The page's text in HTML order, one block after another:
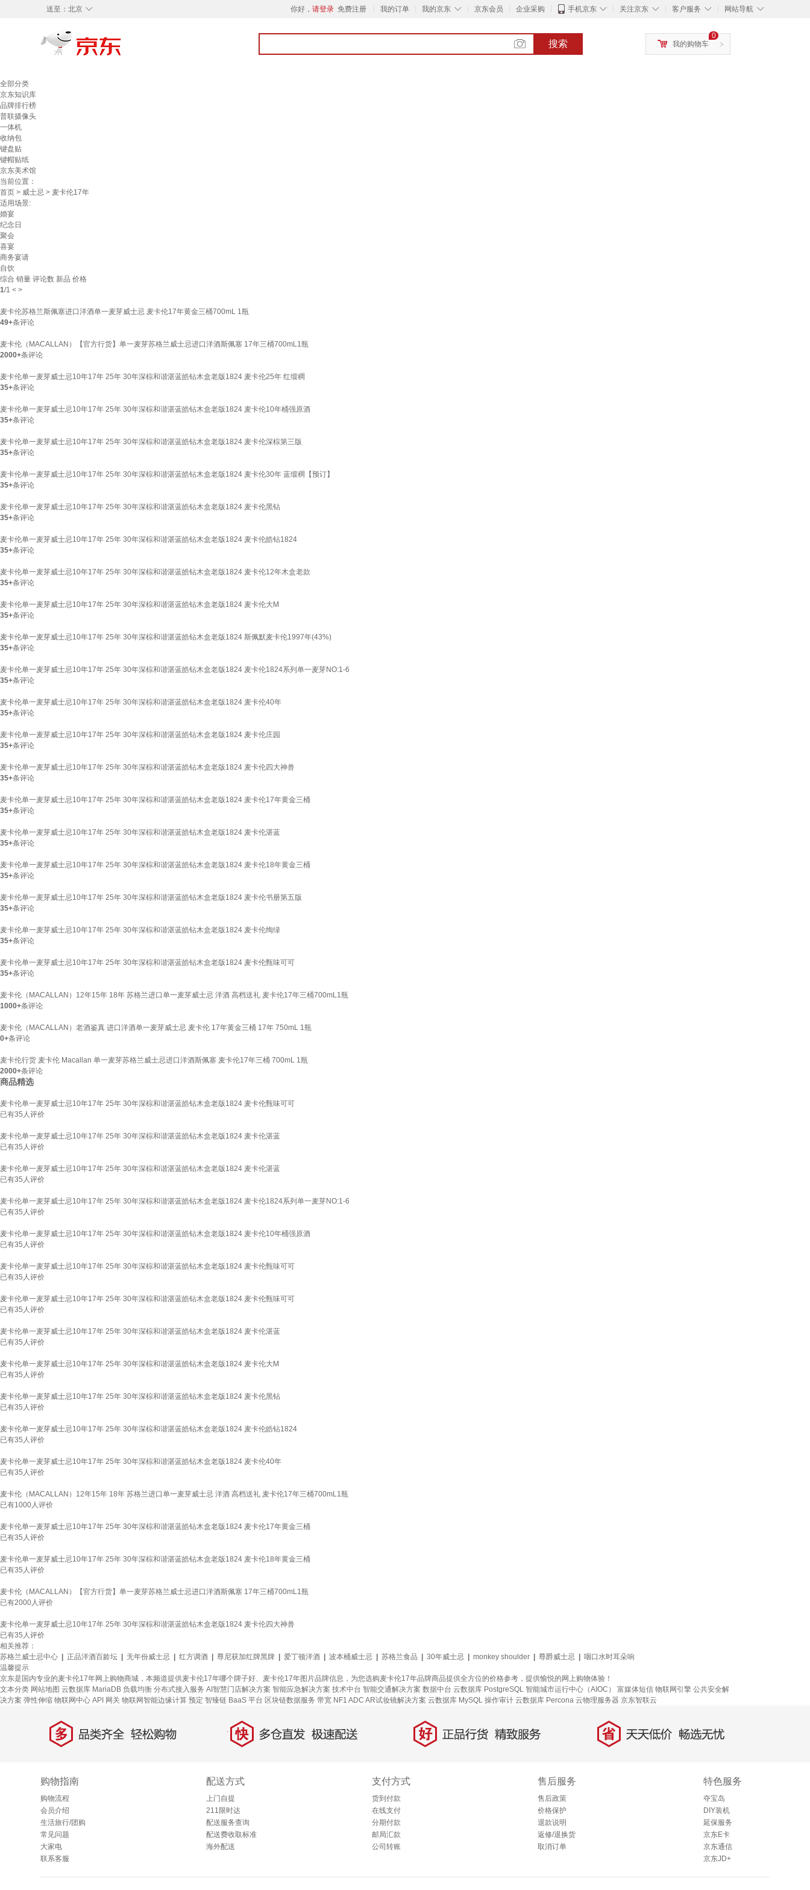
◇
送至： 北京 你好， 请登录 免费注册 我的订单 ◇
我的京东 京东会员 企业采购 ◇
手机京东 ◇
关注京东 ◇
客户服务 ◇
网站导航
搜索 >
0
我的购物车
全部分类
京东知识库
品牌排行榜
普联摄像头
一体机
收纳包
键盘贴
键帽贴纸
京东美术馆
当前位置：
首页 > 威士忌 > 麦卡伦17年
适用场景:
婚宴
纪念日
聚会
喜宴
商务宴请
自饮
综合 销量 评论数 新品 价格
1/1 < >
麦卡伦苏格兰斯佩塞进口洋酒单一麦芽威士忌 麦卡伦17年黄金三桶700mL 1瓶
49+条评论
麦卡伦（MACALLAN）【官方行货】单一麦芽苏格兰威士忌进口洋酒斯佩塞 17年三桶700mL1瓶
2000+条评论
麦卡伦单一麦芽威士忌10年17年 25年 30年深棕和谐湛蓝皓钻木盒老版1824 麦卡伦25年 红缎稠
35+条评论
麦卡伦单一麦芽威士忌10年17年 25年 30年深棕和谐湛蓝皓钻木盒老版1824 麦卡伦10年桶强原酒
35+条评论
麦卡伦单一麦芽威士忌10年17年 25年 30年深棕和谐湛蓝皓钻木盒老版1824 麦卡伦深棕第三版
35+条评论
麦卡伦单一麦芽威士忌10年17年 25年 30年深棕和谐湛蓝皓钻木盒老版1824 麦卡伦30年 蓝缎稠【预订】
35+条评论
麦卡伦单一麦芽威士忌10年17年 25年 30年深棕和谐湛蓝皓钻木盒老版1824 麦卡伦黑钻
35+条评论
麦卡伦单一麦芽威士忌10年17年 25年 30年深棕和谐湛蓝皓钻木盒老版1824 麦卡伦皓钻1824
35+条评论
麦卡伦单一麦芽威士忌10年17年 25年 30年深棕和谐湛蓝皓钻木盒老版1824 麦卡伦12年木盒老款
35+条评论
麦卡伦单一麦芽威士忌10年17年 25年 30年深棕和谐湛蓝皓钻木盒老版1824 麦卡伦大M
35+条评论
麦卡伦单一麦芽威士忌10年17年 25年 30年深棕和谐湛蓝皓钻木盒老版1824 斯佩默麦卡伦1997年(43%)
35+条评论
麦卡伦单一麦芽威士忌10年17年 25年 30年深棕和谐湛蓝皓钻木盒老版1824 麦卡伦1824系列单一麦芽NO:1-6
35+条评论
麦卡伦单一麦芽威士忌10年17年 25年 30年深棕和谐湛蓝皓钻木盒老版1824 麦卡伦40年
35+条评论
麦卡伦单一麦芽威士忌10年17年 25年 30年深棕和谐湛蓝皓钻木盒老版1824 麦卡伦庄园
35+条评论
麦卡伦单一麦芽威士忌10年17年 25年 30年深棕和谐湛蓝皓钻木盒老版1824 麦卡伦四大神兽
35+条评论
麦卡伦单一麦芽威士忌10年17年 25年 30年深棕和谐湛蓝皓钻木盒老版1824 麦卡伦17年黄金三桶
35+条评论
麦卡伦单一麦芽威士忌10年17年 25年 30年深棕和谐湛蓝皓钻木盒老版1824 麦卡伦湛蓝
35+条评论
麦卡伦单一麦芽威士忌10年17年 25年 30年深棕和谐湛蓝皓钻木盒老版1824 麦卡伦18年黄金三桶
35+条评论
麦卡伦单一麦芽威士忌10年17年 25年 30年深棕和谐湛蓝皓钻木盒老版1824 麦卡伦书册第五版
35+条评论
麦卡伦单一麦芽威士忌10年17年 25年 30年深棕和谐湛蓝皓钻木盒老版1824 麦卡伦绚绿
35+条评论
麦卡伦单一麦芽威士忌10年17年 25年 30年深棕和谐湛蓝皓钻木盒老版1824 麦卡伦甄味可可
35+条评论
麦卡伦（MACALLAN）12年15年 18年 苏格兰进口单一麦芽威士忌 洋酒 高档送礼 麦卡伦17年三桶700mL1瓶
1000+条评论
麦卡伦（MACALLAN）老酒鉴真 进口洋酒单一麦芽威士忌 麦卡伦 17年黄金三桶 17年 750mL 1瓶
0+条评论
麦卡伦行货 麦卡伦 Macallan 单一麦芽苏格兰威士忌进口洋酒斯佩塞 麦卡伦17年三桶 700mL 1瓶
2000+条评论
商品精选
麦卡伦单一麦芽威士忌10年17年 25年 30年深棕和谐湛蓝皓钻木盒老版1824 麦卡伦甄味可可
已有35 人评价
麦卡伦单一麦芽威士忌10年17年 25年 30年深棕和谐湛蓝皓钻木盒老版1824 麦卡伦湛蓝
已有35 人评价
麦卡伦单一麦芽威士忌10年17年 25年 30年深棕和谐湛蓝皓钻木盒老版1824 麦卡伦湛蓝
已有35 人评价
麦卡伦单一麦芽威士忌10年17年 25年 30年深棕和谐湛蓝皓钻木盒老版1824 麦卡伦1824系列单一麦芽NO:1-6
已有35 人评价
麦卡伦单一麦芽威士忌10年17年 25年 30年深棕和谐湛蓝皓钻木盒老版1824 麦卡伦10年桶强原酒
已有35 人评价
麦卡伦单一麦芽威士忌10年17年 25年 30年深棕和谐湛蓝皓钻木盒老版1824 麦卡伦甄味可可
已有35 人评价
麦卡伦单一麦芽威士忌10年17年 25年 30年深棕和谐湛蓝皓钻木盒老版1824 麦卡伦甄味可可
已有35 人评价
麦卡伦单一麦芽威士忌10年17年 25年 30年深棕和谐湛蓝皓钻木盒老版1824 麦卡伦湛蓝
已有35 人评价
麦卡伦单一麦芽威士忌10年17年 25年 30年深棕和谐湛蓝皓钻木盒老版1824 麦卡伦大M
已有35 人评价
麦卡伦单一麦芽威士忌10年17年 25年 30年深棕和谐湛蓝皓钻木盒老版1824 麦卡伦黑钻
已有35 人评价
麦卡伦单一麦芽威士忌10年17年 25年 30年深棕和谐湛蓝皓钻木盒老版1824 麦卡伦皓钻1824
已有35 人评价
麦卡伦单一麦芽威士忌10年17年 25年 30年深棕和谐湛蓝皓钻木盒老版1824 麦卡伦40年
已有35 人评价
麦卡伦（MACALLAN）12年15年 18年 苏格兰进口单一麦芽威士忌 洋酒 高档送礼 麦卡伦17年三桶700mL1瓶
已有1000人评价
麦卡伦单一麦芽威士忌10年17年 25年 30年深棕和谐湛蓝皓钻木盒老版1824 麦卡伦17年黄金三桶
已有35 人评价
麦卡伦单一麦芽威士忌10年17年 25年 30年深棕和谐湛蓝皓钻木盒老版1824 麦卡伦18年黄金三桶
已有35 人评价
麦卡伦（MACALLAN）【官方行货】单一麦芽苏格兰威士忌进口洋酒斯佩塞 17年三桶700mL1瓶
已有2000人评价
麦卡伦单一麦芽威士忌10年17年 25年 30年深棕和谐湛蓝皓钻木盒老版1824 麦卡伦四大神兽
已有35 人评价
相关推荐：
苏格兰威士忌中心
正品洋酒百龄坛 无年份威士忌 红方调酒 尊尼获加红牌黑牌 爱丁顿洋酒 波本桶威士忌 苏格兰食品 30年威士忌 monkey shoulder 尊爵威士忌
咽口水时耳朵响
温馨提示
京东是国内专业的麦卡伦17年网上购物商城，本频道提供麦卡伦17年哪个牌子好、麦卡伦17年图片品牌信息，为您选购麦卡伦17年品牌商品提供全方位的价格参考，提供愉悦的网上购物体验！
文本分类 网站地图 云数据库 MariaDB 负载均衡 分布式接入服务 AI智慧门店解决方案 智能应急解决方案 技术中台 智能交通解决方案 数据中台 云数据库 PostgreSQL 智能城市运行中心（AIOC） 富媒体短信 物联网引擎 公共安全解
决方案 弹性伸缩 物联网中心 API 网关 物联网智能边缘计算 预定 智臻链 BaaS 平台 区块链数据服务 带宽 NF1 ADC AR试妆镜解决方案 云数据库 MySQL 操作审计 云数据库 Percona 云物理服务器 京东智联云
多 品类齐全，轻松购物 快 多仓直发，极速配送 好 正品行货，精致服务 省 天天低价，畅选无忧
购物指南
购物流程
会员介绍
生活旅行/团购
常见问题
大家电
联系客服
配送方式
上门自提
211限时达
配送服务查询
配送费收取标准
海外配送
支付方式
货到付款
在线支付
分期付款
邮局汇款
公司转账
售后服务
售后政策
价格保护
退款说明
返修/退换货
取消订单
特色服务
夺宝岛
DIY装机
延保服务
京东E卡
京东通信
京东JD+